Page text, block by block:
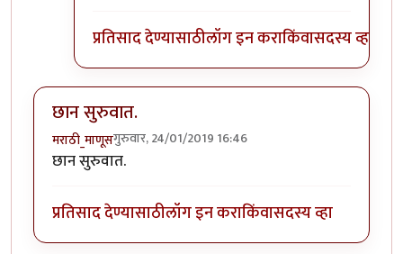
प्रतिसाद देण्यासाठीलॉग इन कराकिंवासदस्य व्हा
छान सुरुवात.
मराठी_माणूसगुरुवार, 24/01/2019 16:46
छान सुरुवात.
प्रतिसाद देण्यासाठीलॉग इन कराकिंवासदस्य व्हा